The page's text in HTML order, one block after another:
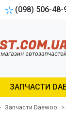
(098) 506-48-
ЗАПЧАСТИ
Запчасти Daewoo